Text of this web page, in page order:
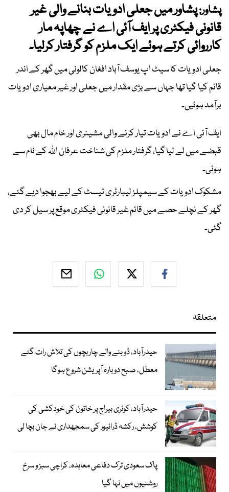
پشاور:پشاور میں جعلی ادویات بنانے والی غیر
قانونی فیکٹری پر ایف آئی اے نے چھاپہ مار
کارروائی کرتے ہوئے ایک ملزم کو گرفتار کرلیا۔
جعلی ادویات کا سیٹ اپ یوسف آباد افغان کالونی میں گھر کے اندر
قائم کیا گیا تھا جہاں سے بڑی مقدار میں جعلی اور غیر معیاری ادویات
برآمد ہوئیں۔
ایف آئی اے نے ادویات تیار کرنے والی مشینری اور خام مال بھی
قبضے میں لے لیا گیا، گرفتار ملزم کی شناخت عرفان اللہ کے نام سے
ہوئی۔
مشکوک ادویات کے سیمپلز لیبارٹری ٹیسٹ کے لیے بھجوا دیے گئے،
گھر کے نچلے حصے میں قائم غیر قانونی فیکٹری موقع پر سیل کر دی
گئی۔
متعلقہ
حیدرآباد، ڈوبنے والے چار بچوں کی تلاش رات گئے
معطل، صبح دوبارہ آپریشن شروع ہوگا
حیدرآباد، کوٹری بیراج پر خاتون کی خودکشی کی
کوشش، رکشہ ڈرائیور کی سمجھداری نے جان بچا لی
پاک سعودی ترک دفاعی معاہدہ، کراچی سبز و سرخ
روشنیوں میں نہا گیا